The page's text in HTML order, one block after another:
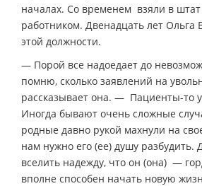
началах. Со временем взяли в
работником. Двенадцать лет Ольга
этой должности.
— Порой все надоедает до
помню, сколько заявлений на
рассказывает она. — Пациенты-то
Иногда бывают очень сложные
родные давно рукой махнули на
нам нужно его (ее) душу разбудить.
вселить надежду, что он (она) —
вполне способен начать новую